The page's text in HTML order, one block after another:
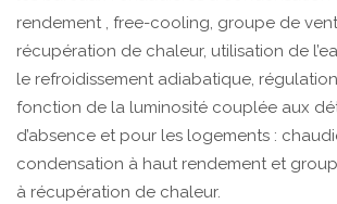
rendement , free-cooling, groupe de
récupération de chaleur, utilisation de
le refroidissement adiabatique,
fonction de la luminosité couplée aux
d’absence et pour les logements :
condensation à haut rendement et
à récupération de chaleur.